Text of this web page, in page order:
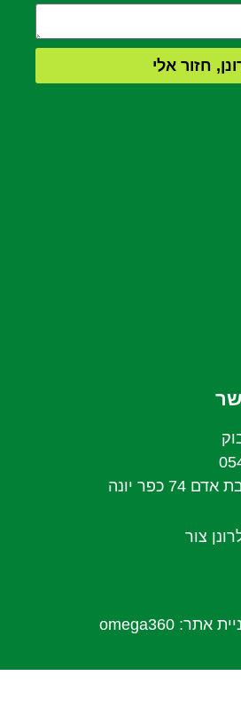
חזור אלי
כפר יונה
צור
אתר: omega360